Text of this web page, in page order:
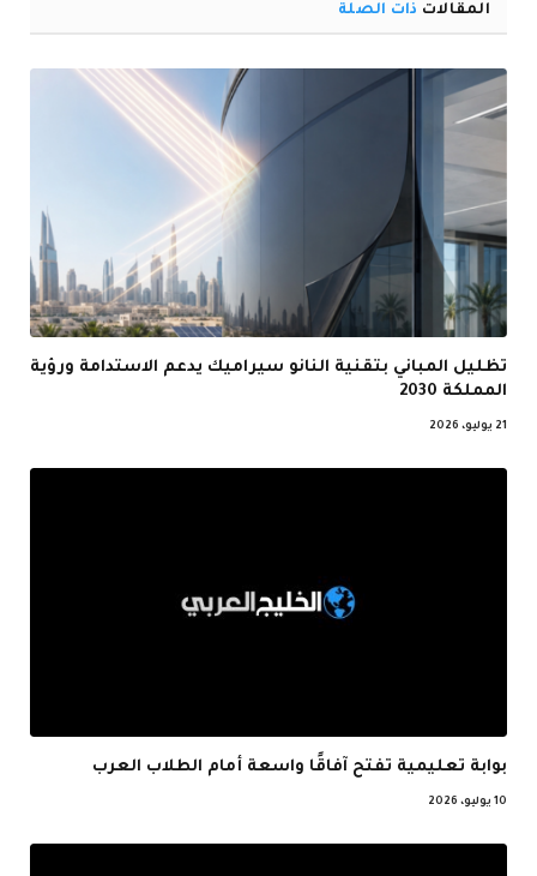
المقالات ذات الصلة
تظليل المباني بتقنية النانو سيراميك يدعم الاستدامة ورؤية
المملكة 2030
21 يوليو، 2026
بوابة تعليمية تفتح آفاقًا واسعة أمام الطلاب العرب
10 يوليو، 2026